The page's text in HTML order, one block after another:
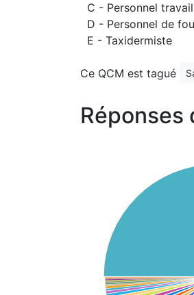
C - Personnel
D - Personnel de
E - Taxidermiste
Ce QCM est tagué
Réponses